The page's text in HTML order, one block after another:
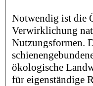
Notwendig ist die
Verwirklichung
Nutzungsformen.
ökologische
für eigenständige